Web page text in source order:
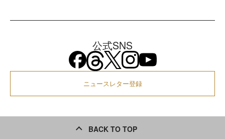
公式SNS
ニュースレター登録
BACK TO TOP